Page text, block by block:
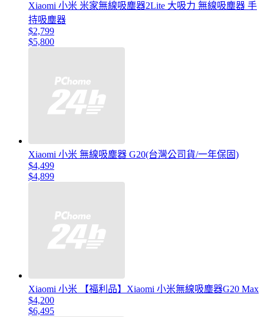
Xiaomi 小米 米家無線吸塵器2Lite 大吸力 無線吸塵器 手
持吸塵器
$2,799
$5,800
Xiaomi 小米 無線吸塵器 G20(台灣公司貨/一年保固)
$4,499
$4,899
Xiaomi 小米 【福利品】Xiaomi 小米無線吸塵器G20 Max
$4,200
$6,495